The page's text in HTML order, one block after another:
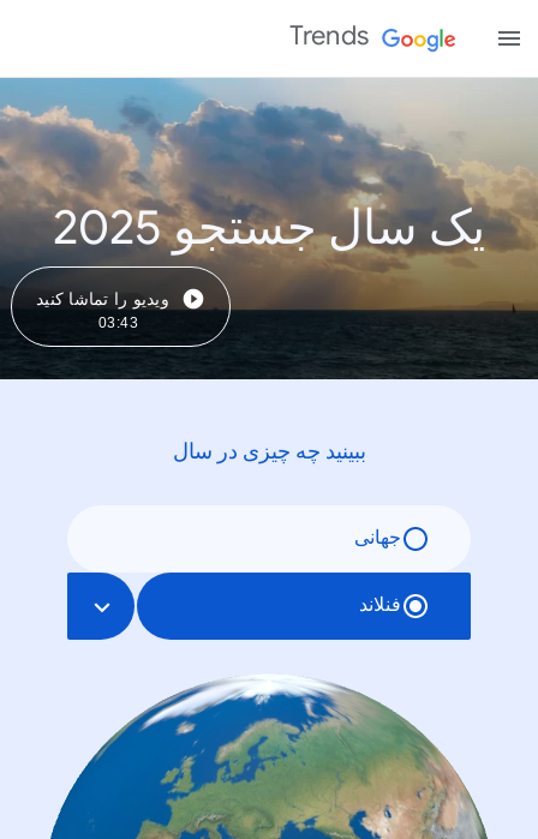
Trends
یک سال جستجو 2025
ویدیو را تماشا کنید
03:43
ببینید چه چیزی در سال
جهانی
فنلاند